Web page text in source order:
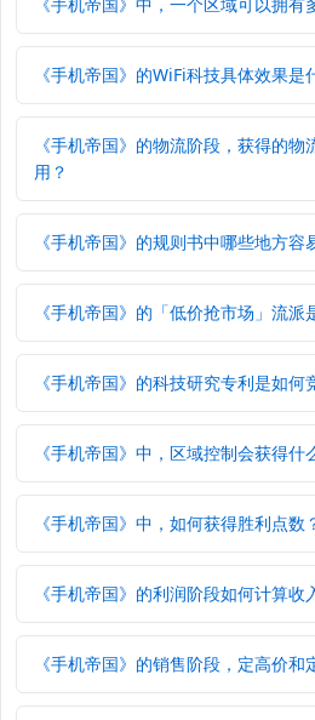
《手机帝国》的WiFi科技具体效果是
《手机帝国》的物流阶段，获得的
用？
《手机帝国》的规则书中哪些地方容
《手机帝国》的「低价抢市场」流派
《手机帝国》的科技研究专利是如何
《手机帝国》中，区域控制会获得什
《手机帝国》中，如何获得胜利点数
《手机帝国》的利润阶段如何计算收
《手机帝国》的销售阶段，定高价和